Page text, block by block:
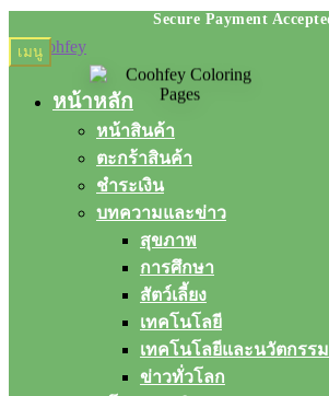
Skip
to
Skip
to
เมนู
หน้าหลัก
หน้าสินค้า
ตะกร้าสินค้า
ชำระเงิน
บทความและข่าว
สุขภาพ
การศึกษา
สัตว์เลี้ยง
เทคโนโลยี
เทคโนโลยีและนวัตกรรม
ข่าวทั่วโลก